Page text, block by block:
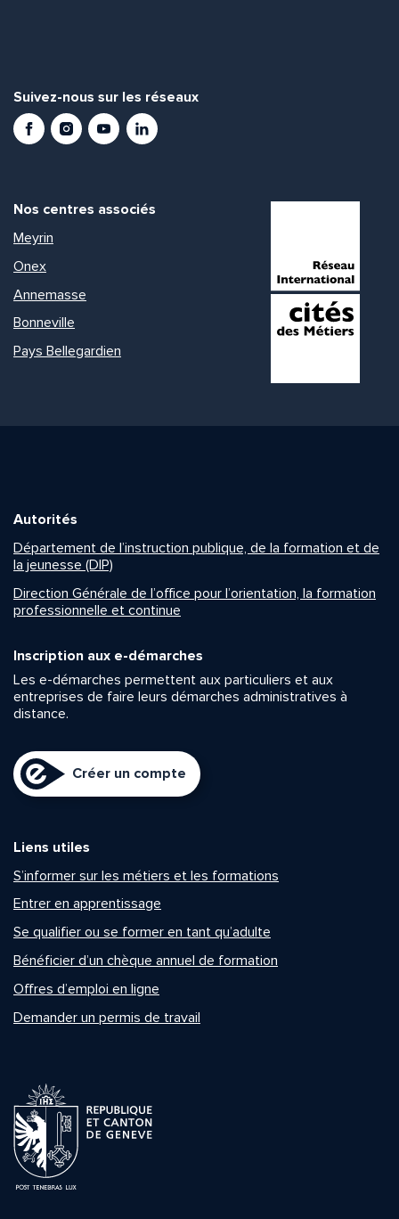
Suivez-nous sur les réseaux
FacebookInstagramYoutubeLinkedIn
Nos centres associés
Meyrin
Onex
Annemasse
Bonneville
Pays Bellegardien
Autorités
Département de l’instruction publique, de la formation et de
la jeunesse (DIP)
Direction Générale de l’office pour l’orientation, la formation
professionnelle et continue
Inscription aux e-démarches
Les e-démarches permettent aux particuliers et aux
entreprises de faire leurs démarches administratives à
distance.
Créer un compte
Liens utiles
S’informer sur les métiers et les formations
Entrer en apprentissage
Se qualifier ou se former en tant qu’adulte
Bénéficier d’un chèque annuel de formation
Offres d’emploi en ligne
Demander un permis de travail